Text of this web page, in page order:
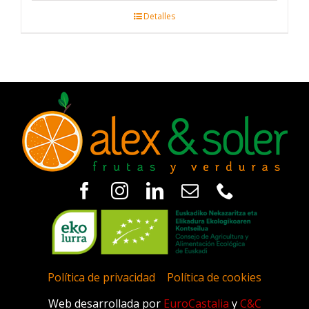
Detalles
Política de privacidad
Política de cookies
Web desarrollada por EuroCastalia y C&C